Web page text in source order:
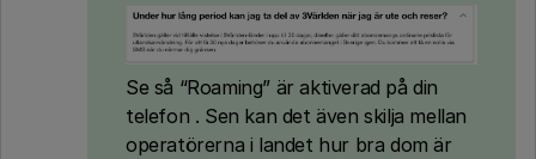
Se så “Roaming” är aktiverad på din
telefon . Sen kan det även skilja mellan
operatörerna i landet hur bra dom är